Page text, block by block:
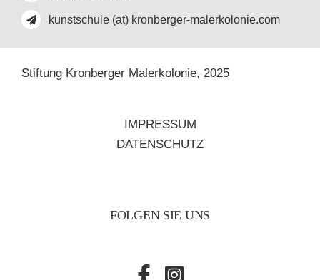
kunstschule (at) kronberger-malerkolonie.com
Stiftung Kronberger Malerkolonie, 2025
IMPRESSUM
DATENSCHUTZ
FOLGEN SIE UNS